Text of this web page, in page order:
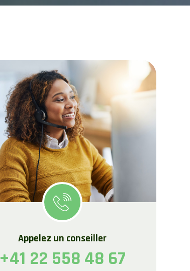
Appelez un conseiller
+41 22 558 48 67